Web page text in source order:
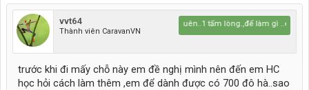
vvt64
Thành viên CaravanVN
sống trên đời,phải có 1 tấm chồng..quên..1 tấm lòng.,để làm gì ..em biết
trước khi đi mấy chỗ này em đề nghị mình nên đến em HC
học hỏi cách làm thêm ,em để dành được có 700 đô hà..sao